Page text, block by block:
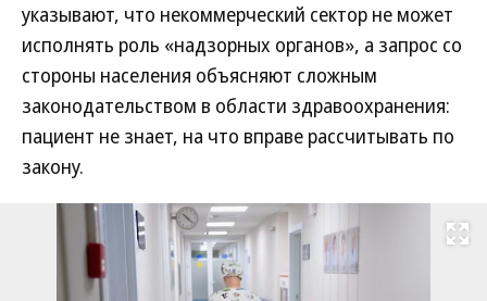
указывают, что некоммерческий сектор не может
исполнять роль «надзорных органов», а запрос со
стороны населения объясняют сложным
законодательством в области здравоохранения:
пациент не знает, на что вправе рассчитывать по
закону.
Развернуть